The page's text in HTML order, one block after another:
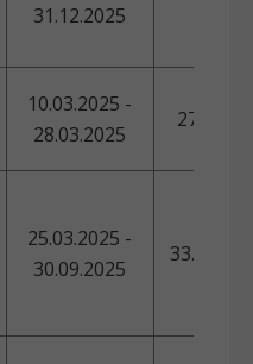
31.12.2025
10.03.2025 -
28.03.2025
2745,00
25.03.2025 -
30.09.2025
33.456,00